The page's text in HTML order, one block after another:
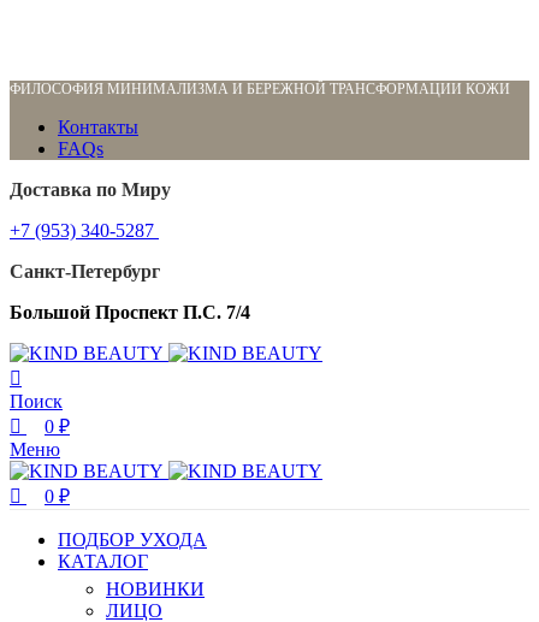
ФИЛОСОФИЯ МИНИМАЛИЗМА И БЕРЕЖНОЙ ТРАНСФОРМАЦИИ КОЖИ
Контакты
FAQs
Доставка по Миру
+7 (953) 340-5287
Санкт-Петербург
Большой Проспект П.С. 7/4
Поиск
0 ₽
Меню
0 ₽
ПОДБОР УХОДА
КАТАЛОГ
НОВИНКИ
ЛИЦО